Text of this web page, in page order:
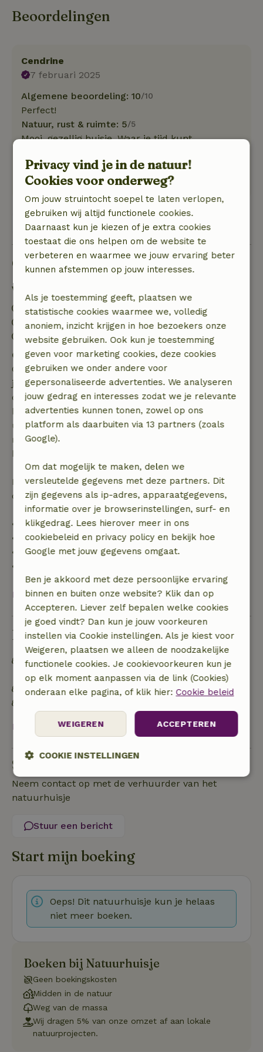
Beoordelingen
Cendrine
7 februari 2025
Algemene beoordeling: 10/10
Perfect!
Natuur, rust & ruimte: 5/5
Mooi, gezellig huisje. Waar je tijd kunt
van buitenaf. Pure rust in de natuur.
Deze tekst is automatisch vertaald.Toon origineel.
Bekijk 1 beoordeling
Goed om te weten
Verblijfdetails
Inchecken: 14:30- 23:00
Uitchecken: 07:00- 10:30
Contactloos verblijf mogelijk
Gratis annuleren binnen 7 dagen
Gratis annuleren binnen 7 dagen na bevestiging van
je boeking, bij een boekingsaanvraag meer dan 28
dagen voor aanvang. Bij een boeking met aanvang
binnen 28 dagen geldt gratis annuleren binnen 24
uur. Bij annulering binnen gestelde periode heb je
recht op volledige terugbetaling van het
boekingsbedrag.
Daarna krijg je een deel van de reissom en 100% van
de borg terugbetaald:
• tot 42 dagen voor aankomst: 70% terugbetaald
• 42–28 dagen voor aankomst: 40% terugbetaald
• 28 dagen tot de aankomstdag: 10% terugbetaald
• op de aankomstdag of later: geen terugbetaling
Bekijk alles
Duurzaamheid
Off grid of voorzien van 100% hernieuwbare
energie
Natuurlijke isolatiematerialen
Bekijk alles
Stel een vraag
Neem contact op met de verhuurder van het
natuurhuisje
Stuur een bericht
Start mijn boeking
Oeps! Dit natuurhuisje kun je helaas
niet meer boeken.
Boeken bij Natuurhuisje
Geen boekingskosten
Midden in de natuur
Weg van de massa
Wij dragen 5% van onze omzet af aan lokale
natuurprojecten.
Privacy vind je in de natuur!
Cookies voor onderweg?
Om jouw struintocht soepel te laten verlopen,
gebruiken wij altijd functionele cookies.
Daarnaast kun je kiezen of je extra cookies
toestaat die ons helpen om de website te
verbeteren en waarmee we jouw ervaring beter
kunnen afstemmen op jouw interesses.
Als je toestemming geeft, plaatsen we
statistische cookies waarmee we, volledig
anoniem, inzicht krijgen in hoe bezoekers onze
website gebruiken. Ook kun je toestemming
geven voor marketing cookies, deze cookies
gebruiken we onder andere voor
gepersonaliseerde advertenties. We analyseren
jouw gedrag en interesses zodat we je relevante
advertenties kunnen tonen, zowel op ons
platform als daarbuiten via 13 partners (zoals
Google).
Om dat mogelijk te maken, delen we
versleutelde gegevens met deze partners. Dit
zijn gegevens als ip-adres, apparaatgegevens,
informatie over je browserinstellingen, surf- en
klikgedrag. Lees hierover meer in ons
cookiebeleid en privacy policy en bekijk hoe
Google met jouw gegevens omgaat.
Ben je akkoord met deze persoonlijke ervaring
binnen en buiten onze website? Klik dan op
Accepteren. Liever zelf bepalen welke cookies
je goed vindt? Dan kun je jouw voorkeuren
instellen via Cookie instellingen. Als je kiest voor
Weigeren, plaatsen we alleen de noodzakelijke
functionele cookies. Je cookievoorkeuren kun je
op elk moment aanpassen via de link (Cookies)
onderaan elke pagina, of klik hier: Cookie beleid
ACCEPTEREN
WEIGEREN
COOKIE INSTELLINGEN
Strikt
noodzakelijk
Prestatie Targeting
Strikt noodzakelijk
van de website mogelijk, zoals gebruikersaanmelding en
accountbeheer. De website kan niet goed worden gebruikt
zonder de strikt noodzakelijke cookies.
Naam
_tt_enable_cookie